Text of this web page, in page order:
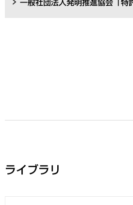
一般社団法人発明推進協会「特
ライブラリ